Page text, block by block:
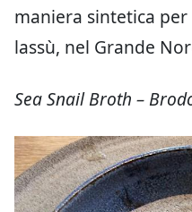
maniera sintetica
lassù, nel Grande
Sea Snail Broth –